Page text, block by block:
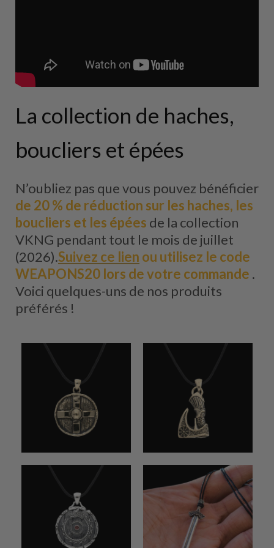
La collection de haches,
boucliers et épées
N’oubliez pas que vous pouvez bénéficier
de 20 % de réduction sur les haches, les
boucliers et les épées de la collection
VKNG pendant tout le mois de juillet
(2026).Suivez ce lien ou utilisez le code
WEAPONS20 lors de votre commande .
Voici quelques-uns de nos produits
préférés !